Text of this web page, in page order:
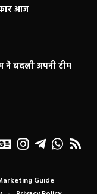
आज
बदली अपनी टीम
Guide